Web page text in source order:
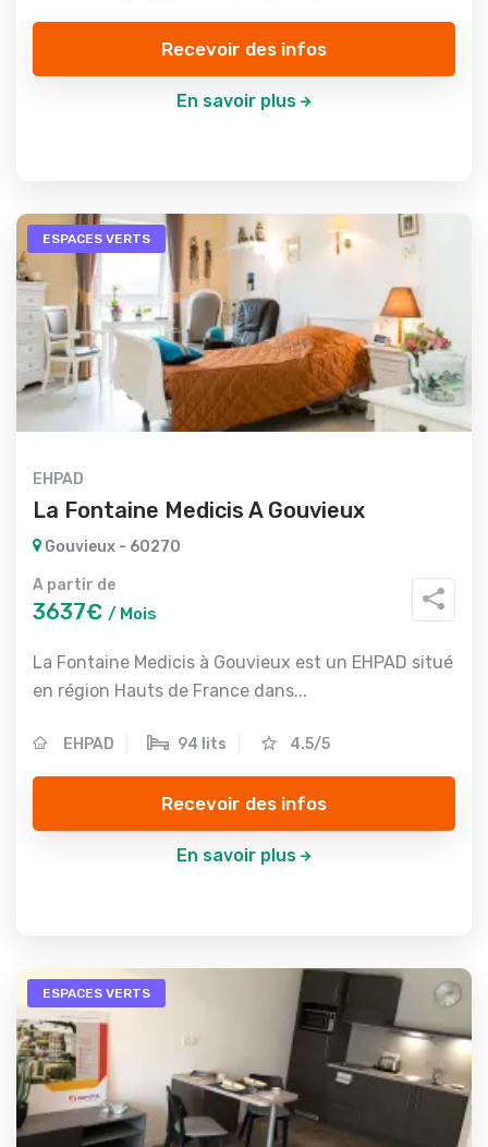
Recevoir des infos
En savoir plus
ESPACES VERTS
EHPAD
La Fontaine Medicis A Gouvieux
Gouvieux - 60270
A partir de
3637€ / Mois
La Fontaine Medicis à Gouvieux est un EHPAD situé
en région Hauts de France dans...
EHPAD 94 lits 4.5/5
Recevoir des infos
En savoir plus
ESPACES VERTS